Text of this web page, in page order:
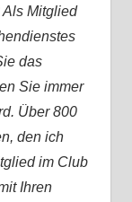
Mitglied
das
Sie immer
Über 800
den ich
im Club
Ihren